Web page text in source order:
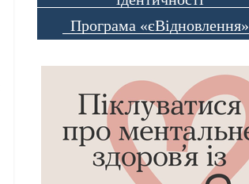
Програма «єВідновлення»